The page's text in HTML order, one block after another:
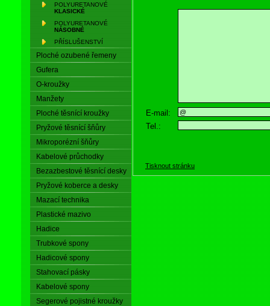
POLYURETANOVÉ
KLASICKÉ
POLYURETANOVÉ
NÁSOBNÉ
PŘÍSLUŠENSTVÍ
Ploché ozubené řemeny
Gufera
O-kroužky
Manžety
Ploché těsnící kroužky
Pryžové těsnící šňůry
Mikroporézní šňůry
Kabelové průchodky
Bezazbestové těsnící desky
Pryžové koberce a desky
Mazací technika
Plastické mazivo
Hadice
Trubkové spony
Hadicové spony
Stahovací pásky
Kabelové spony
Segerové pojistné kroužky
E-mail:
Tel.:
Tisknout stránku